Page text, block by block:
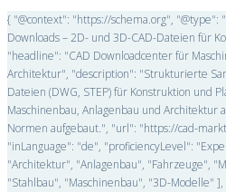
{ "@context": "https://schema.org", "@type":
Downloads – 2D- und 3D-CAD-Dateien für
"headline": "CAD Downloadcenter für
Architektur", "description": "Strukturierte
Dateien (DWG, STEP) für Konstruktion und
Maschinenbau, Anlagenbau und Architektur
Normen aufgebaut.", "url": "https://cad-
"inLanguage": "de", "proficiencyLevel":
"Architektur", "Anlagenbau", "Fahrzeuge",
"Stahlbau", "Maschinenbau", "3D-Modelle"